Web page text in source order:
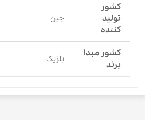
کشور
تولید
کننده
چین
کشور مبدا
برند
بلژیک